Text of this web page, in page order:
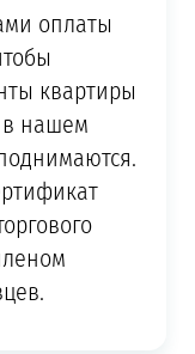
оплаты
квартиры
нашем